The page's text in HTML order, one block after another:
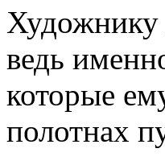
Художнику
ведь
которые
полотнах